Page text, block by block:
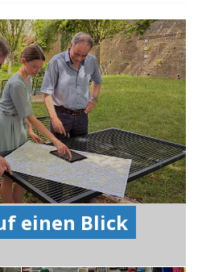
einen Blick